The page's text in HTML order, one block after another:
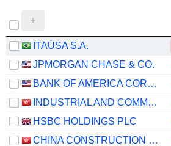
ITAÚSA S.A.
JPMORGAN CHASE & CO.
BANK OF AMERICA CORPORATION
INDUSTRIAL AND COMMERCIAL BANK OF CHINA LIMITED
HSBC HOLDINGS PLC
CHINA CONSTRUCTION BANK CORPORATION